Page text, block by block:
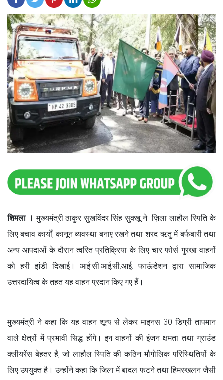
शिमला ।मुख्यमंत्री ठाकुर सुखविंदर सिंह सुक्खू ने ज़िला लाहौल-स्पिति के
लिए बचाव कार्यों, कानून व्यवस्था बनाए रखने तथा शरद ऋतु में बर्फबारी तथा
अन्य आपदाओं के दौरान त्वरित प्रतिक्रिया के लिए चार फोर्स गुरखा वाहनों
को हरी झंडी दिखाई। आई.सी.आई.सी.आई. फाऊंडेशन द्वारा सामाजिक
उत्तरदायित्व के तहत यह वाहन प्रदान किए गए हैं।
मुख्यमंत्री ने कहा कि यह वाहन शून्य से लेकर माइनस 30 डिग्री तापमान
वाले क्षेत्रों में प्रभावी सिद्ध होंगे। इन वाहनों की इंजन क्षमता तथा ग्राउंड
क्लीयरेंस बेहतर है, जो लाहौल-स्पिति की कठिन भौगोलिक परिस्थितियों के
लिए उपयुक्त है। उन्होंने कहा कि जिला में बादल फटने तथा हिमस्खलन जैसी